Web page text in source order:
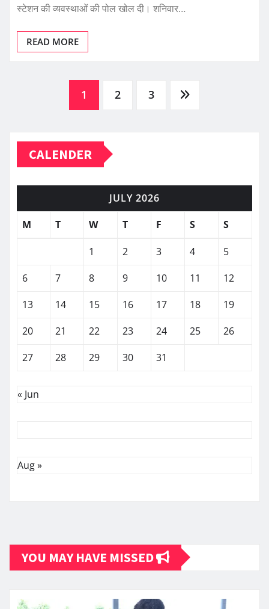
स्टेशन की व्यवस्थाओं की पोल खोल दी। शनिवार…
READ MORE
pagination
1 2 3
CALENDER
JULY 2026
M
T W T F S S
1 2 3 4
5
6
7 8 9 10 11
12
13
14 15 16 17 18
19
20
21 22 23 24 25
26
27
28 29 30 31
« Jun
Aug »
YOU MAY HAVE MISSED